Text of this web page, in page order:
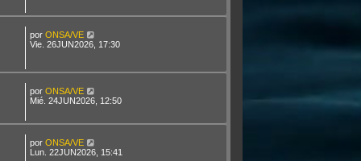
por ONSA/VE
Vie. 26JUN2026, 17:30
por ONSA/VE
Mié. 24JUN2026, 12:50
por ONSA/VE
Lun. 22JUN2026, 15:41